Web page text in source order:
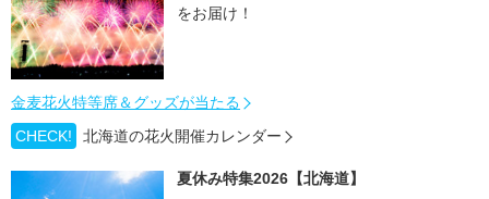
をお届け！
金麦花火特等席＆グッズが当たる
CHECK!
北海道の花火開催カレンダー
夏休み特集2026【北海道】